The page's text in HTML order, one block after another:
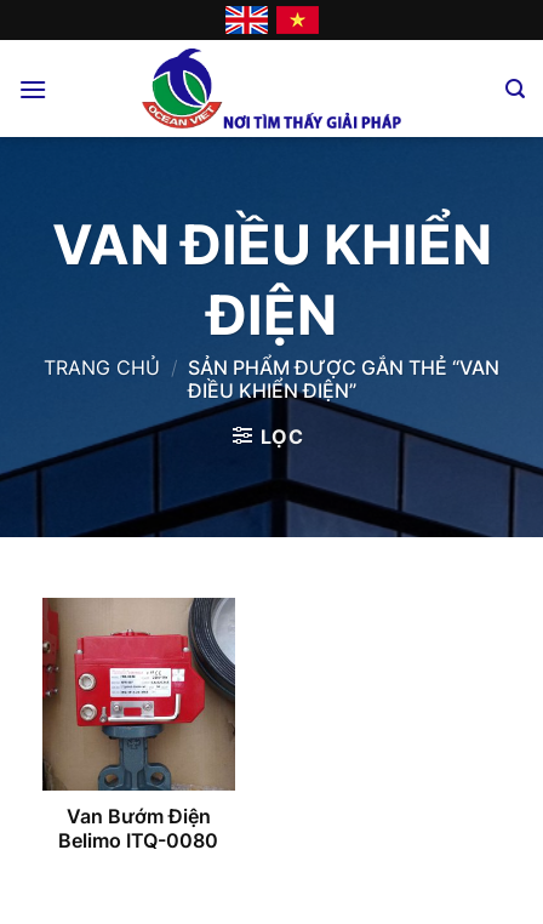
to
VAN ĐIỀU KHIỂN
ĐIỆN
TRANG CHỦ / SẢN PHẨM ĐƯỢC GẮN THẺ “VAN
ĐIỀU KHIỂN ĐIỆN”
LỌC
Van Bướm Điện
Belimo ITQ-0080